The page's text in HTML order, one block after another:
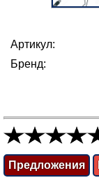
Артикул:
Бренд:
Предложения